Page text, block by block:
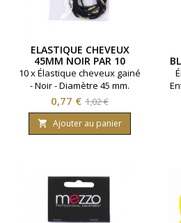
ELASTIQUE CHEVEUX
45MM NOIR PAR 10
10 x Élastique cheveux gainé
- Noir - Diamètre 45 mm.
Prix
0,77 € Prix
de
base
1,02 €
 Ajouter au panier